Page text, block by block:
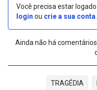
Você precisa estar
login ou crie a sua conta
Ainda não há
TRAGÉDIA